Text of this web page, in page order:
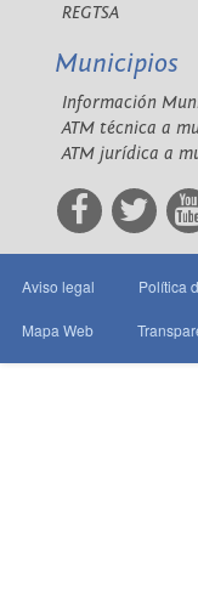
REGTSA
Municipios
Información
ATM técnica a
ATM jurídica a
Aviso legal Política
Mapa Web